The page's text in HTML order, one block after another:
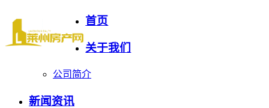
首页
关于我们
公司简介
新闻资讯